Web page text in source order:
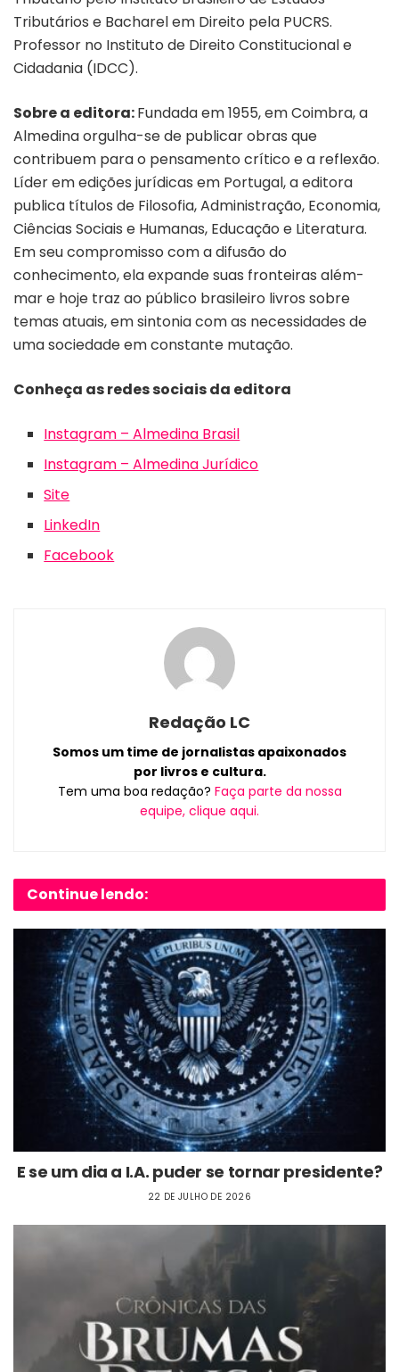
Tributários e Bacharel em Direito pela PUCRS.
Professor no Instituto de Direito Constitucional e
Cidadania (IDCC).
Sobre a editora:Fundada em 1955, em Coimbra, a
Almedina orgulha-se de publicar obras que
contribuem para o pensamento crítico e a reflexão.
Líder em edições jurídicas em Portugal, a editora
publica títulos de Filosofia, Administração, Economia,
Ciências Sociais e Humanas, Educação e Literatura.
Em seu compromisso com a difusão do
conhecimento, ela expande suas fronteiras além-
mar e hoje traz ao público brasileiro livros sobre
temas atuais, em sintonia com as necessidades de
uma sociedade em constante mutação.
Conheça as redes sociais da editora
Instagram – Almedina Brasil
Instagram – Almedina Jurídico
Site
LinkedIn
Facebook
Redação LC
Somos um time de jornalistas apaixonados
por livros e cultura.
Tem uma boa redação? Faça parte da nossa
equipe, clique aqui.
Continue lendo:
E se um dia a I.A. puder se tornar presidente?
22 DE JULHO DE 2026